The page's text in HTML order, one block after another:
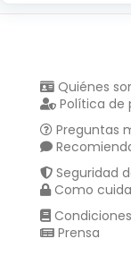
Quiénes
Política de
Preguntas
Seguridad
Como
Prensa